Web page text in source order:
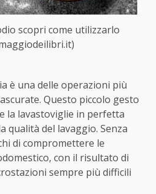
scopri come utilizzarlo
è una delle operazioni più
Questo piccolo gesto
la lavastoviglie in perfetta
qualità del lavaggio. Senza
di compromettere le
con il risultato di
sempre più difficili